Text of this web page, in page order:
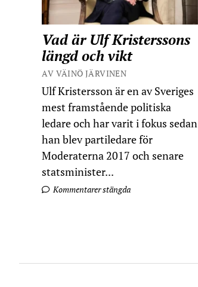
Vad är Ulf Kristerssons
längd och vikt
AV VÄINÖ JÄRVINEN
Ulf Kristersson är en av Sveriges
mest framstående politiska
ledare och har varit i fokus sedan
han blev partiledare för
Moderaterna 2017 och senare
statsminister...
Kommentarer stängda